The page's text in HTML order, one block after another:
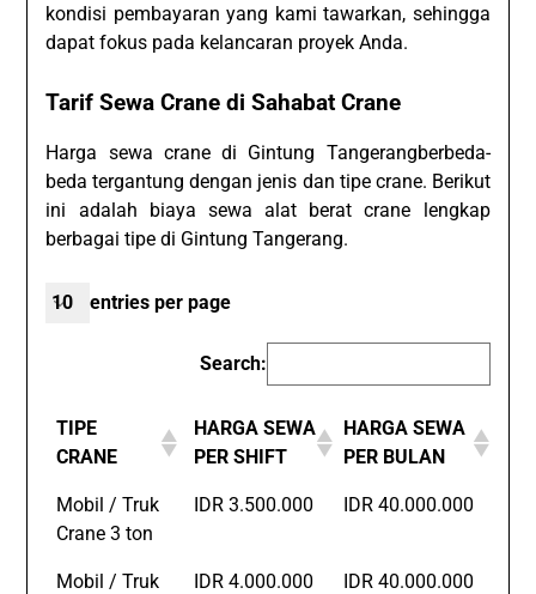
kondisi pembayaran yang kami tawarkan, sehingga
dapat fokus pada kelancaran proyek Anda.
Tarif Sewa Crane di Sahabat Crane
Harga sewa crane di Gintung Tangerangberbeda-
beda tergantung dengan jenis dan tipe crane. Berikut
ini adalah biaya sewa alat berat crane lengkap
berbagai tipe di Gintung Tangerang.
entries per page
Search:
TIPE
CRANE
HARGA SEWA
PER SHIFT
HARGA SEWA
PER BULAN
Mobil / Truk
Crane 3 ton
IDR 3.500.000 IDR 40.000.000
Mobil / Truk
IDR 4.000.000 IDR 40.000.000